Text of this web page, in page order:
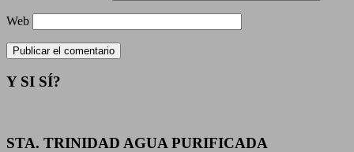
Web
Y SI SÍ?
STA. TRINIDAD AGUA PURIFICADA